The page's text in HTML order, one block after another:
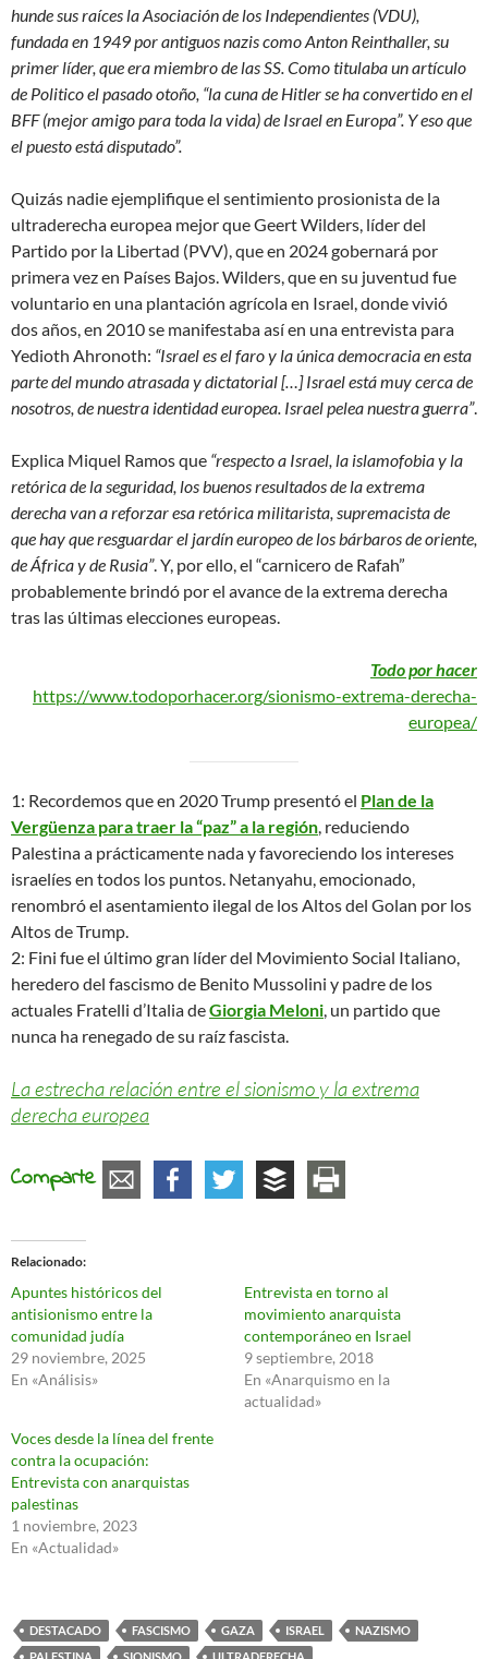
hunde sus raíces la Asociación de los Independientes (VDU),
fundada en 1949 por antiguos nazis como Anton Reinthaller, su
primer líder, que era miembro de las SS. Como titulaba un artículo
de Politico el pasado otoño, “la cuna de Hitler se ha convertido en el
BFF (mejor amigo para toda la vida) de Israel en Europa”. Y eso que
el puesto está disputado”.
Quizás nadie ejemplifique el sentimiento prosionista de la
ultraderecha europea mejor que Geert Wilders, líder del
Partido por la Libertad (PVV), que en 2024 gobernará por
primera vez en Países Bajos. Wilders, que en su juventud fue
voluntario en una plantación agrícola en Israel, donde vivió
dos años, en 2010 se manifestaba así en una entrevista para
Yedioth Ahronoth: “Israel es el faro y la única democracia en esta
parte del mundo atrasada y dictatorial […] Israel está muy cerca de
nosotros, de nuestra identidad europea. Israel pelea nuestra guerra”.
Explica Miquel Ramos que “respecto a Israel, la islamofobia y la
retórica de la seguridad, los buenos resultados de la extrema
derecha van a reforzar esa retórica militarista, supremacista de
que hay que resguardar el jardín europeo de los bárbaros de oriente,
de África y de Rusia”. Y, por ello, el “carnicero de Rafah”
probablemente brindó por el avance de la extrema derecha
tras las últimas elecciones europeas.
Todo por hacer
https://www.todoporhacer.org/sionismo-extrema-derecha-
europea/
1: Recordemos que en 2020 Trump presentó el Plan de la
Vergüenza para traer la “paz” a la región, reduciendo
Palestina a prácticamente nada y favoreciendo los intereses
israelíes en todos los puntos. Netanyahu, emocionado,
renombró el asentamiento ilegal de los Altos del Golan por los
Altos de Trump.
2: Fini fue el último gran líder del Movimiento Social Italiano,
heredero del fascismo de Benito Mussolini y padre de los
actuales Fratelli d’Italia deGiorgia Meloni, un partido que
nunca ha renegado de su raíz fascista.
La estrecha relación entre el sionismo y la extrema
derecha europea
Comparte
Relacionado
Apuntes históricos del
antisionismo entre la
comunidad judía
29 noviembre, 2025
En «Análisis»
Entrevista en torno al
movimiento anarquista
contemporáneo en Israel
9 septiembre, 2018
En «Anarquismo en la
actualidad»
Voces desde la línea del frente
contra la ocupación:
Entrevista con anarquistas
palestinas
1 noviembre, 2023
En «Actualidad»
DESTACADO FASCISMO GAZA ISRAEL
NAZISMO